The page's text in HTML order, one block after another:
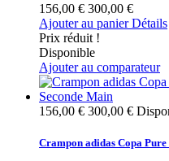
156,00 € 300,00 €
Ajouter au panier Détails
Prix réduit !
Disponible
Ajouter au comparateur
156,00 € 300,00 €
Crampon adidas Copa